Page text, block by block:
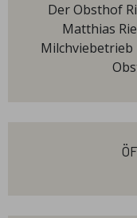
Der Obsthof
Matthias
Milchviebetrieb